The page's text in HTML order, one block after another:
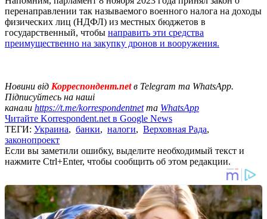
перенаправлении так называемого военного налога на доходы
физических лиц (НДФЛ) из местных бюджетов в
государственный, чтобы направить эти средства
преимущественно на закупку дронов и вооружения.
Новини від Корреспондент.netв Telegram та WhatsApp.
Підписуйтесь на наші
канали https://t.me/korrespondentnetта WhatsApp
Читайте Korrespondent.net в Google News
ТЕГИ: Украина, банки, налоги, Верховная Рада,
законопроект
Если вы заметили ошибку, выделите необходимый текст и
нажмите Ctrl+Enter, чтобы сообщить об этом редакции.